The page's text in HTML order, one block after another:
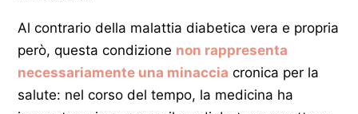
Al contrario della malattia diabetica vera e propria
però, questa condizione non rappresenta
necessariamente una minaccia cronica per la
salute: nel corso del tempo, la medicina ha